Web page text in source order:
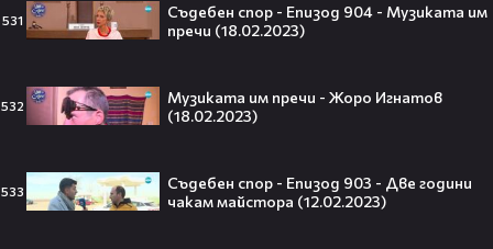
531
Съдебен спор - Епизод 904 - Музиката им
пречи (18.02.2023)
532
Музиката им пречи - Жоро Игнатов
(18.02.2023)
533
Съдебен спор - Епизод 903 - Две години
чакам майстора (12.02.2023)
07:50
VOID & Girl Code: Всичко за K-pop
Искаш да стигнеш до Холивуд?
Юлиан Костов разкрива как!👀💥